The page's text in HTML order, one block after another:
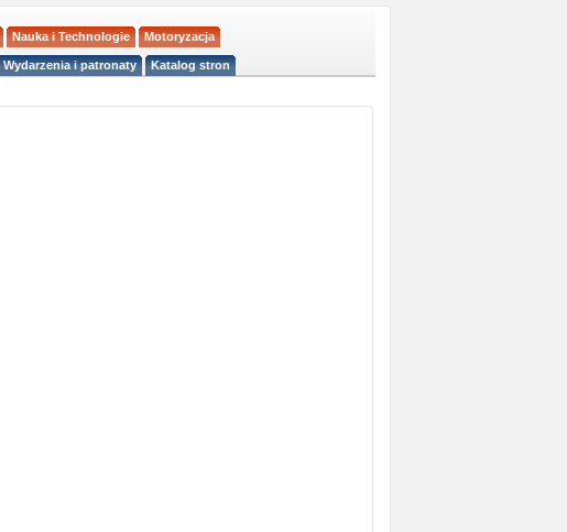
Nauka i Technologie Motoryzacja
Wydarzenia i patronaty Katalog stron